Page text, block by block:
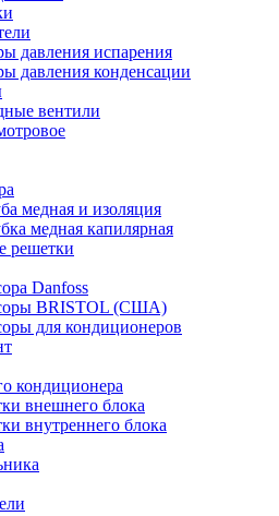
давления испарения
давления конденсации
вентили
медная и изоляция
медная капилярная
решетки
Danfoss
BRISTOL (США)
для кондиционеров
кондиционера
внешнего блока
внутреннего блока